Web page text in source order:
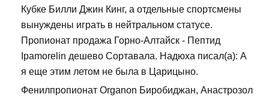
Кубке Билли Джин Кинг, а отдельные спортсмены
вынуждены играть в нейтральном статусе.
Пропионат продажа Горно-Алтайск - Пептид
Ipamorelin дешево Сортавала. Надюха писал(а): А
я еще этим летом не была в Царицыно.
Фенилпропионат Organon Биробиджан, Анастрозол